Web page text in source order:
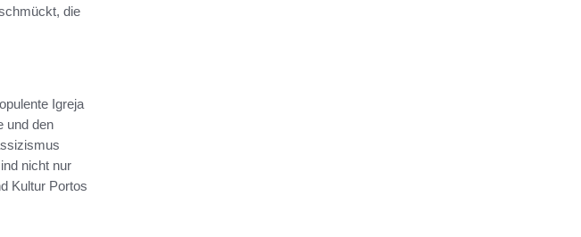
die
Igreja
und den
nicht nur
Kultur Portos